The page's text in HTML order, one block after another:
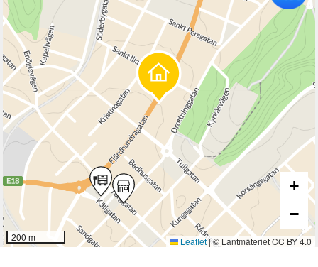
200 m
+
−
Leaflet|© Lantmäteriet CC BY 4.0